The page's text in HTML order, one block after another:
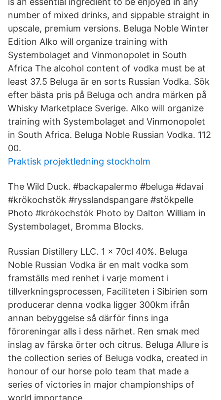
number of mixed drinks, and sippable straight in
upscale, premium versions. Beluga Noble Winter
Edition Alko will organize training with
Systembolaget and Vinmonopolet in South
Africa The alcohol content of vodka must be at
least 37.5 Beluga är en sorts Russian Vodka. Sök
efter bästa pris på Beluga och andra märken på
Whisky Marketplace Sverige. Alko will organize
training with Systembolaget and Vinmonopolet
in South Africa. Beluga Noble Russian Vodka. 112
00.
Praktisk projektledning stockholm
The Wild Duck. #backapalermo #beluga #davai
#krökochstök #rysslandspangare #stökpelle
Photo #krökochstök Photo by Dalton William in
Systembolaget, Bromma Blocks.
Russian Distillery LLC. 1 x 70cl 40%. Beluga
Noble Russian Vodka är en malt vodka som
framställs med renhet i varje moment i
tillverkningsprocessen, Faciliteten i Sibirien som
producerar denna vodka ligger 300km ifrån
annan bebyggelse så därför finns inga
föroreningar alls i dess närhet. Ren smak med
inslag av färska örter och citrus. Beluga Allure is
the collection series of Beluga vodka, created in
honour of our horse polo team that made a
series of victories in major championships of
world importance.